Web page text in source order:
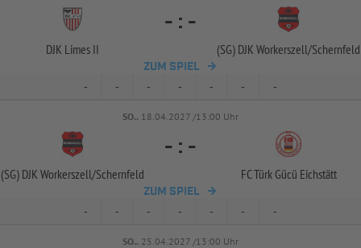
DJK Limes II
- : -
(SG) DJK Workerszell/Schernfeld
ZUM SPIEL
- - - - - - -
SO.. 18.04.2027 /13:00 Uhr
(SG) DJK Workerszell/Schernfeld
- : -
FC Türk Gücü Eichstätt
ZUM SPIEL
- - - - - - -
SO.. 25.04.2027 /13:00 Uhr